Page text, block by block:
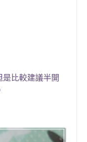
是比較建議半開